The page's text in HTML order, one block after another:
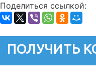
Поделиться ссылкой:
ПОЛУЧИТЬ